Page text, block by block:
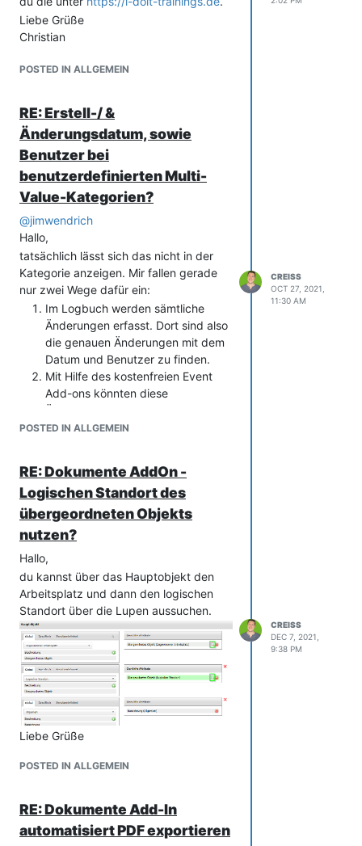
anwenden
Objekte anlegen
duplizieren.
die Details individualisieren.
Liebe Grüße
Christian
Liebe Grüße
Christian
POSTED IN ALLGEMEIN
RE: Erstell-/ &
Änderungsdatum, sowie
Benutzer bei
benutzerdefinierten Multi-
Value-Kategorien?
@jimwendrich
Hallo,
tatsächlich lässt sich das nicht in der
Kategorie anzeigen. Mir fallen gerade
nur zwei Wege dafür ein:
Im Logbuch werden sämtliche
Änderungen erfasst. Dort sind also
die genauen Änderungen mit dem
Datum und Benutzer zu finden.
Mit Hilfe des kostenfreien Event
Add-ons könnten diese
Änderungen erfasst und in ein
separates Log-File auf dem
benutzerdefinierten Kategorie
geschrieben werden. Bei der
Kategorie kannst du für das
Attribut sogar konfigurieren, dass
es nur über die API und den Import
verändert werden darf:
Letzteres bedarf natürlich ein wenig
Entwicklungsaufwand, würde es aber
genau so darstellen, wie ihr es
anscheinend braucht.
Liebe Grüße
Christian
POSTED IN ALLGEMEIN
CREISS
OCT 27, 2021,
11:30 AM
RE: Dokumente AddOn -
Logischen Standort des
übergeordneten Objekts
nutzen?
Hallo,
du kannst über das Hauptobjekt den
Arbeitsplatz und dann den logischen
Standort über die Lupen aussuchen.
Liebe Grüße
POSTED IN ALLGEMEIN
CREISS
DEC 7, 2021,
9:38 PM
RE: Dokumente Add-In
automatisiert PDF exportieren